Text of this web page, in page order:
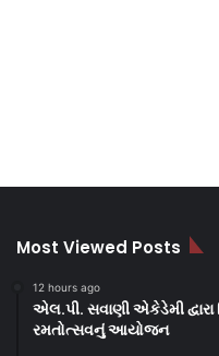
Most Viewed Posts
12 hours ago
એલ.પી. સવાણી એકેડેમી
રમતોત્સવનું આયોજન